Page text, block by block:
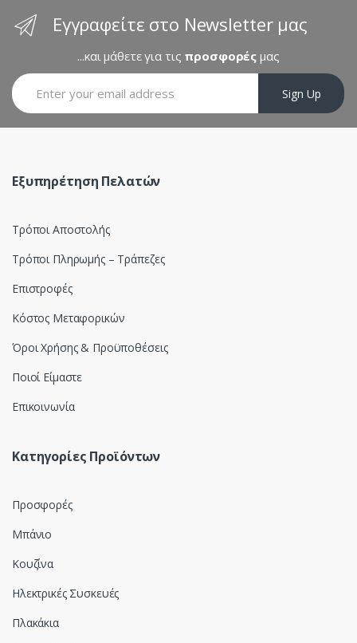
Εγγραφείτε στο Newsletter μας
...και μάθετε για τις προσφορές μας
Sign Up
Εξυπηρέτηση Πελατών
Τρόποι Αποστολής
Τρόποι Πληρωμής – Τράπεζες
Επιστροφές
Κόστος Μεταφορικών
Όροι Χρήσης & Προϋποθέσεις
Ποιοί Είμαστε
Επικοινωνία
Κατηγορίες Προϊόντων
Προσφορές
Μπάνιο
Κουζίνα
Ηλεκτρικές Συσκευές
Πλακάκια